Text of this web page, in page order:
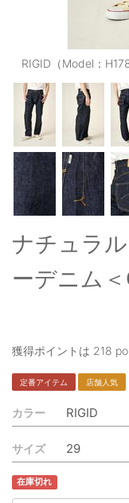
DENIM : デニ
PANTS/
TOPS : トッ
OUTERS : ア
OUTLET : アウト
MENS : メン
LADIES : レデ
新規会員登録
お買い物カゴ
特定商取引法に基
ご利用規約
お問い合わせ
RIGID（Model：
ナチュラ
ーデニム
獲得ポイントは 218
定番アイテム 店舗人気
カラー
サイズ
在庫切れ